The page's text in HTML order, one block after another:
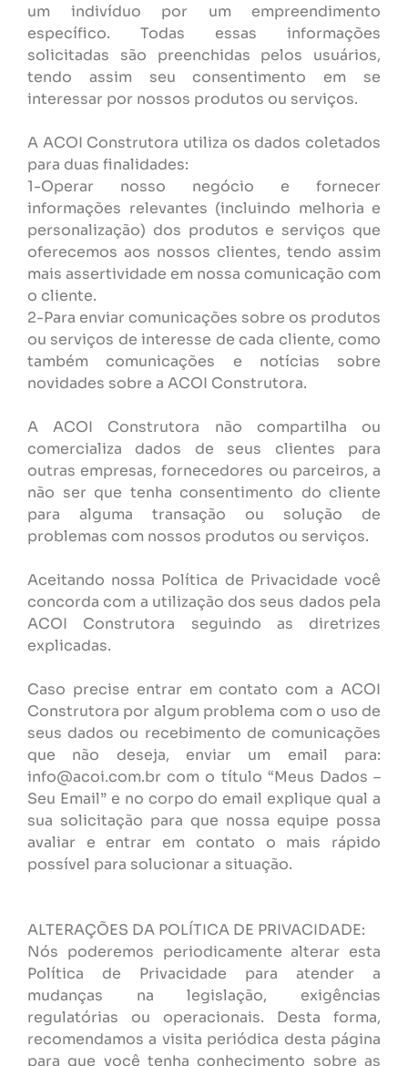
um indivíduo por um empreendimento
específico. Todas essas informações
solicitadas são preenchidas pelos usuários,
tendo assim seu consentimento em se
interessar por nossos produtos ou serviços.
A ACOI Construtora utiliza os dados coletados
para duas finalidades:
1-Operar nosso negócio e fornecer
informações relevantes (incluindo melhoria e
personalização) dos produtos e serviços que
oferecemos aos nossos clientes, tendo assim
mais assertividade em nossa comunicação com
o cliente.
2-Para enviar comunicações sobre os produtos
ou serviços de interesse de cada cliente, como
também comunicações e notícias sobre
novidades sobre a ACOI Construtora.
A ACOI Construtora não compartilha ou
comercializa dados de seus clientes para
outras empresas, fornecedores ou parceiros, a
não ser que tenha consentimento do cliente
para alguma transação ou solução de
problemas com nossos produtos ou serviços.
Aceitando nossa Política de Privacidade você
concorda com a utilização dos seus dados pela
ACOI Construtora seguindo as diretrizes
explicadas.
Caso precise entrar em contato com a ACOI
Construtora por algum problema com o uso de
seus dados ou recebimento de comunicações
que não deseja, enviar um email para:
info@acoi.com.br com o título “Meus Dados –
Seu Email” e no corpo do email explique qual a
sua solicitação para que nossa equipe possa
avaliar e entrar em contato o mais rápido
possível para solucionar a situação.
ALTERAÇÕES DA POLÍTICA DE PRIVACIDADE:
Nós poderemos periodicamente alterar esta
Política de Privacidade para atender a
mudanças na legislação, exigências
regulatórias ou operacionais. Desta forma,
recomendamos a visita periódica desta página
para que você tenha conhecimento sobre as